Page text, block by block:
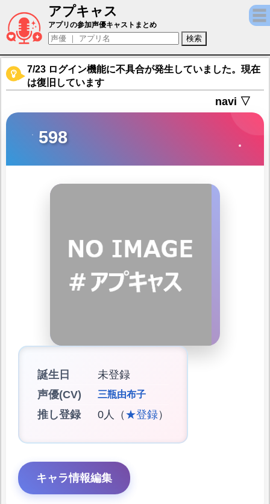
アプキャス
598（声優：三瓶由布子)【機動戦士ガンダ
アプリの参加声優キャストまとめ
7/23 ログイン機能に不具合が発生していました。現在
は復旧しています
navi ▽
598
誕生日
未登録
声優(CV)
三瓶由布子
推し登録 0人（ ★登録）
キャラ情報編集